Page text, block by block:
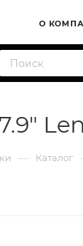
О
— Каталог